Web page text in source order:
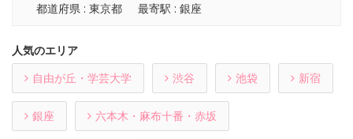
都道府県 : 東京都
最寄駅 : 銀座
人気のエリア
自由が丘・学芸大学
渋谷 池袋 新宿
銀座 六本木・麻布十番・赤坂